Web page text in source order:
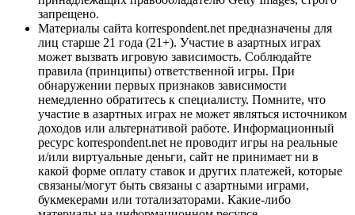
запрещено.
Материалы сайта korrespondent.net предназначены для
лиц старше 21 года (21+). Участие в азартных играх
может вызвать игровую зависимость. Соблюдайте
правила (принципы) ответственной игры. При
обнаружении первых признаков зависимости
немедленно обратитесь к специалисту. Помните, что
участие в азартных играх не может являться источником
доходов или альтернативой работе. Информационный
ресурс korrespondent.net не проводит игры на реальные
и/или виртуальные деньги, сайт не принимает ни в
какой форме оплату ставок и других платежей, которые
связаны/могут быть связаны с азартными играми,
букмекерами или тотализаторами. Какие-либо